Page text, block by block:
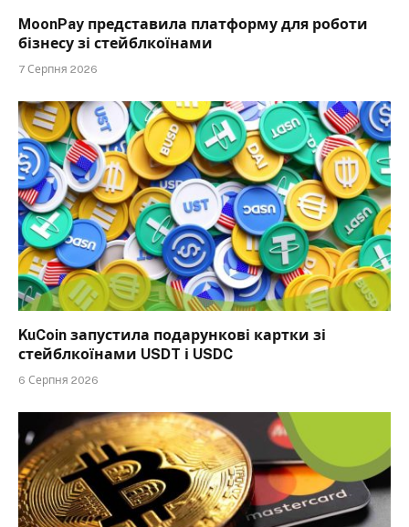
MoonPay представила платформу для роботи
бізнесу зі стейблкоїнами
7 Серпня 2026
KuCoin запустила подарункові картки зі
стейблкоїнами USDT і USDC
6 Серпня 2026